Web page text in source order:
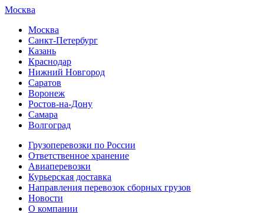
Москва
Москва
Санкт-Петербург
Казань
Краснодар
Нижний Новгород
Саратов
Воронеж
Ростов-на-Дону
Самара
Волгоград
Грузоперевозки по России
Ответственное хранение
Авиаперевозки
Курьерская доставка
Направления перевозок сборных грузов
Новости
О компании